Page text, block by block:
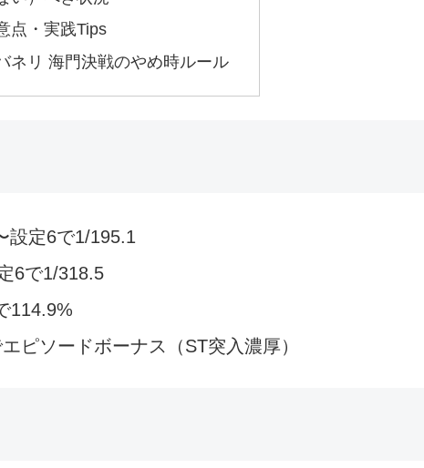
点・実践Tips
ネリ 海門決戦のやめ時ルール
設定6で1/195.1
6で1/318.5
114.9%
ピソードボーナス（ST突入濃厚）